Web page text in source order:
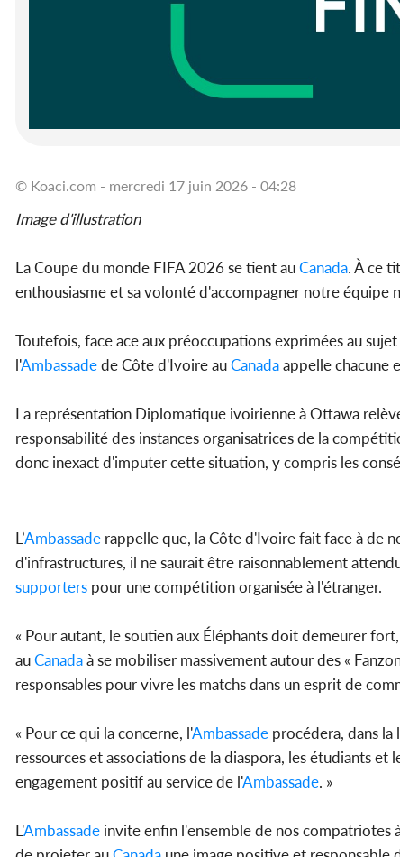
© Koaci.com - mercredi 17 juin 2026 - 04:28
Image d'illustration
La Coupe du monde FIFA 2026 se tient auCanada. À ce
enthousiasme et sa volonté d'accompagner notre
Toutefois, face ace aux préoccupations exprimées au
l'Ambassadede Côte d'Ivoire auCanadaappelle chacune
La représentation Diplomatique ivoirienne à Ottawa
responsabilité des instances organisatrices de la
donc inexact d'imputer cette situation, y compris les
L’Ambassade rappelle que, la Côte d'Ivoire fait face à de
d'infrastructures, il ne saurait être raisonnablement
supporters pour une compétition organisée à l'étranger.
« Pour autant, le soutien aux Éléphants doit demeurer
auCanadaà se mobiliser massivement autour des «
responsables pour vivre les matchs dans un esprit de
« Pour ce qui la concerne, l'Ambassade procédera, dans la
ressources et associations de la diaspora, les étudiants
engagement positif au service de l'Ambassade. »
L'Ambassade invite enfin l'ensemble de nos compatriotes